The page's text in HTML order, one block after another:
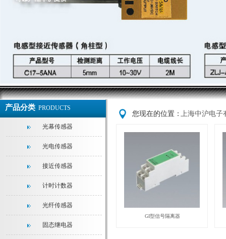
产品分类 PRODUCTS
上海中沪电子
您现在的位置：
光幕传感器
光电传感器
接近传感器
计时计数器
光纤传感器
固态继电器
GI型信号隔离器